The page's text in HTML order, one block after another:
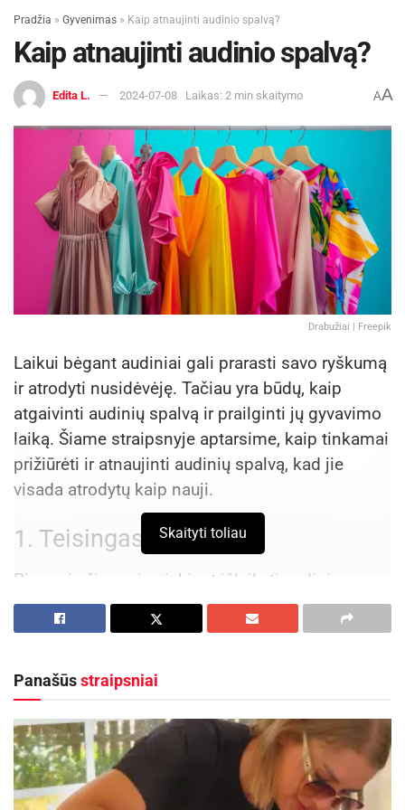
Pradžia » Gyvenimas » Kaip atnaujinti audinio spalvą?
Kaip atnaujinti audinio spalvą?
Edita L. 2024-07-08 Laikas: 2 min skaitymo AA
Drabužiai | Freepik
Laikui bėgant audiniai gali prarasti savo ryškumą
ir atrodyti nusidėvėję. Tačiau yra būdų, kaip
atgaivinti audinių spalvą ir prailginti jų gyvavimo
laiką. Šiame straipsnyje aptarsime, kaip tinkamai
prižiūrėti ir atnaujinti audinių spalvą, kad jie
visada atrodytų kaip nauji.
1. Teisingas skalbimas
Pirmasis žingsnis siekiant išlaikyti audinio
spalvą yra teisingas skalbimas. Venkite per
karšto vandens, nes tai gali sukelti spalvos
rekomenduojamos skirtingos skalbimo
temperatūros:
Medvilnė: Skalbti 30-40°C temperatūroje. Baltą
medvilnę galima skalbti aukštesnėje temperatūroje,
tačiau spalvota medvilnė geriausiai išlaiko spalvas
Skaityti toliau
Panašūsstraipsniai